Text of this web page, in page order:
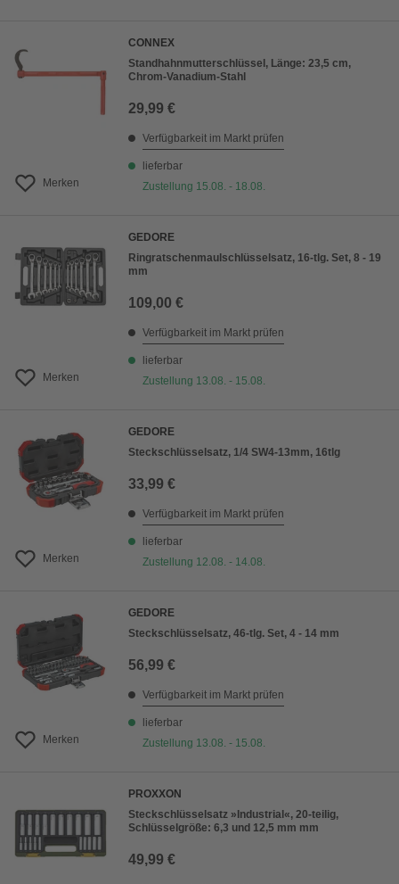
Merken
CONNEX
Standhahnmutterschlüssel, Länge: 23,5 cm,
Chrom-Vanadium-Stahl
29,99 €
Verfügbarkeit im Markt prüfen
lieferbar
Zustellung 15.08. - 18.08.
Merken
GEDORE
Ringratschenmaulschlüsselsatz, 16-tlg. Set, 8 - 19
mm
109,00 €
Verfügbarkeit im Markt prüfen
lieferbar
Zustellung 13.08. - 15.08.
Merken
GEDORE
Steckschlüsselsatz, 1/4 SW4-13mm, 16tlg
33,99 €
Verfügbarkeit im Markt prüfen
lieferbar
Zustellung 12.08. - 14.08.
Merken
GEDORE
Steckschlüsselsatz, 46-tlg. Set, 4 - 14 mm
56,99 €
Verfügbarkeit im Markt prüfen
lieferbar
Zustellung 13.08. - 15.08.
PROXXON
Steckschlüsselsatz »Industrial«, 20-teilig,
Schlüsselgröße: 6,3 und 12,5 mm mm
49,99 €